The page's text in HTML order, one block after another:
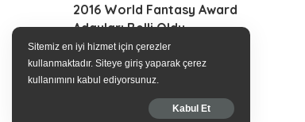
2016 World Fantasy Award
Adayları Belli Oldu
12 Temmuz 2016
Sitemiz en iyi hizmet için çerezler
kullanmaktadır. Siteye giriş yaparak çerez
kullanımını kabul ediyorsunuz.
Kabul Et